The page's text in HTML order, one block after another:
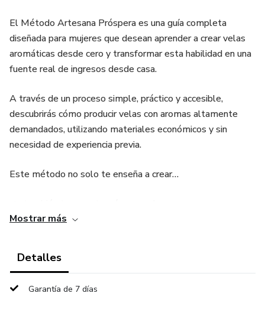
El Método Artesana Próspera es una guía completa
diseñada para mujeres que desean aprender a crear velas
aromáticas desde cero y transformar esta habilidad en una
fuente real de ingresos desde casa.
A través de un proceso simple, práctico y accesible,
descubrirás cómo producir velas con aromas altamente
demandados, utilizando materiales económicos y sin
necesidad de experiencia previa.
Este método no solo te enseña a crear…
conseguir tus primeras ventas, empezando por personas
a nivel nacional.
Mostrar más
Detalles
Garantía de 7 días